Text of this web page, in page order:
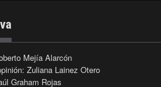
Mejía Alarcón
Zuliana Lainez Otero
Graham Rojas